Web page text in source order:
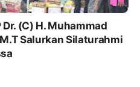
(C) H. Muhammad
Salurkan Silaturahmi